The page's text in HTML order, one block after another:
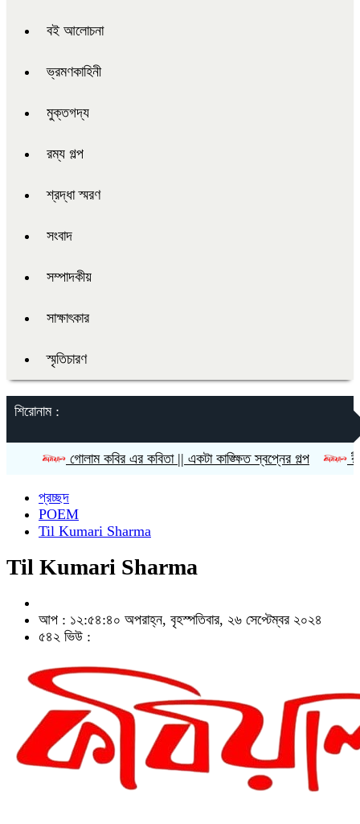
বই আলোচনা
ভ্রমণকাহিনী
মুক্তগদ্য
রম্য গল্প
শ্রদ্ধা স্মরণ
সংবাদ
সম্পাদকীয়
সাক্ষাৎকার
স্মৃতিচারণ
শিরোনাম :
গোলাম কবির এর কবিতা || একটা কাঙ্ক্ষিত স্বপ্নের গল্প রীতি চাকমা’র
প্রচ্ছদ
POEM
Til Kumari Sharma
Til Kumari Sharma
আপ : ১২:৫৪:৪০ অপরাহ্ন, বৃহস্পতিবার, ২৬ সেপ্টেম্বর ২০২৪
৫৪২ ভিউ :